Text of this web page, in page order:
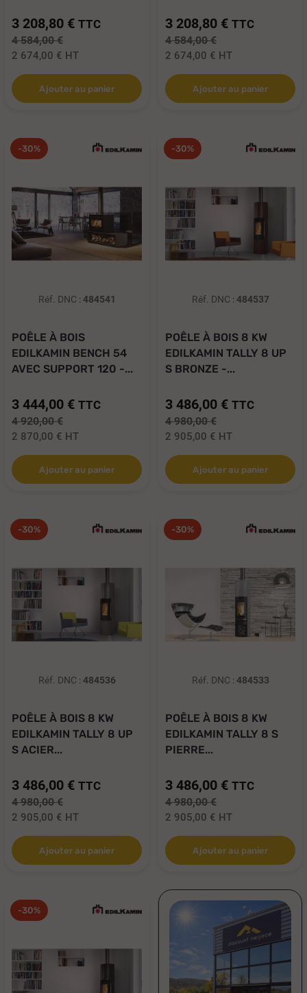
3 208,80 € TTC
4 584,00 €
2 674,00 € HT
Ajouter au panier
3 208,80 € TTC
4 584,00 €
2 674,00 € HT
Ajouter au panier
-30%
Réf. DNC : 484541
POÊLE À BOIS
EDILKAMIN BENCH 54
AVEC SUPPORT 120 -...
3 444,00 € TTC
4 920,00 €
2 870,00 € HT
Ajouter au panier
-30%
Réf. DNC : 484537
POÊLE À BOIS 8 KW
EDILKAMIN TALLY 8 UP
S BRONZE -...
3 486,00 € TTC
4 980,00 €
2 905,00 € HT
Ajouter au panier
-30%
Réf. DNC : 484536
POÊLE À BOIS 8 KW
EDILKAMIN TALLY 8 UP
S ACIER...
3 486,00 € TTC
4 980,00 €
2 905,00 € HT
Ajouter au panier
-30%
Réf. DNC : 484533
POÊLE À BOIS 8 KW
EDILKAMIN TALLY 8 S
PIERRE...
3 486,00 € TTC
4 980,00 €
2 905,00 € HT
Ajouter au panier
-30%